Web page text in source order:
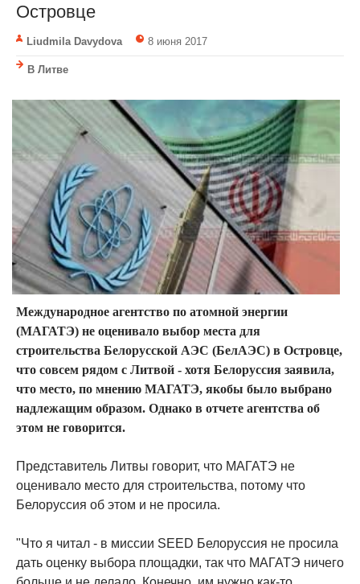
Островце
Liudmila Davydova 8 июня 2017
В Литве
Международное агентство по атомной энергии
(МАГАТЭ) не оценивало выбор места для
строительства Белорусской АЭС (БелАЭС) в Островце,
что совсем рядом с Литвой - хотя Белоруссия заявила,
что место, по мнению МАГАТЭ, якобы было выбрано
надлежащим образом. Однако в отчете агентства об
этом не говорится.
Представитель Литвы говорит, что МАГАТЭ не
оценивало место для строительства, потому что
Белоруссия об этом и не просила.
"Что я читал - в миссии SEED Белоруссия не просила
дать оценку выбора площадки, так что МАГАТЭ ничего